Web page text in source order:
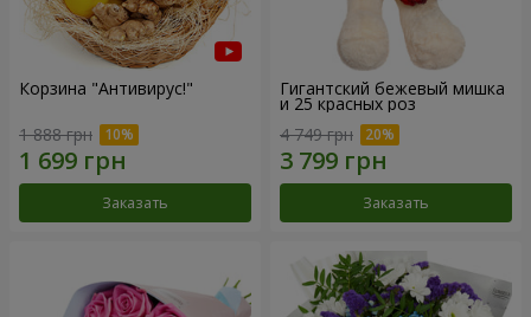
Корзина "Антивирус!"
1 888 грн
Заказать
Гигантский бежевый мишка
и 25 красных роз
4 749 грн
Заказать